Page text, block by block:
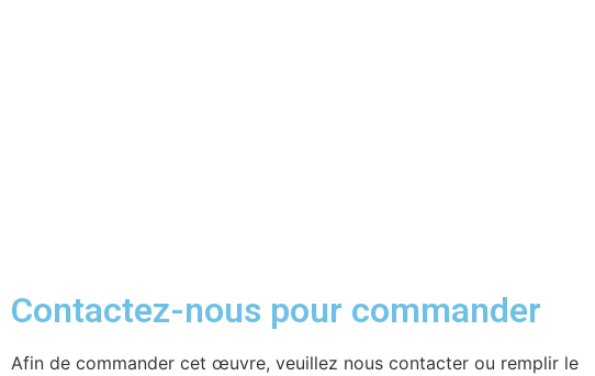
Contactez-nous pour commander
Afin de commander cet œuvre, veuillez nous contacter ou remplir le